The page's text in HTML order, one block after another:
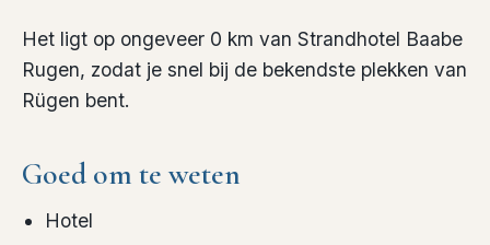
Het ligt op ongeveer 0 km van Strandhotel Baabe
Rugen, zodat je snel bij de bekendste plekken van
Rügen bent.
Goed om te weten
Hotel